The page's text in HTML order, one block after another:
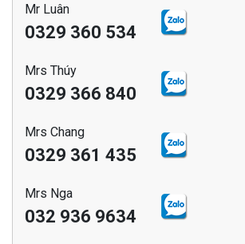
Mr Luân
0329 360 534
Mrs Thúy
0329 366 840
Mrs Chang
0329 361 435
Mrs Nga
032 936 9634